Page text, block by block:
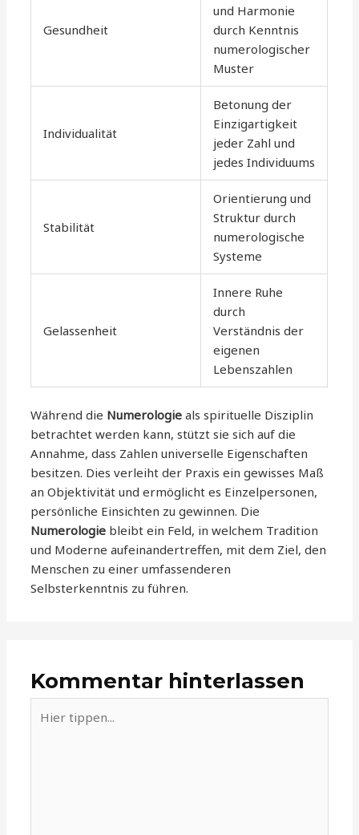
Gesundheit
und Harmonie
durch Kenntnis
numerologischer
Muster
Individualität
Betonung der
Einzigartigkeit
jeder Zahl und
jedes Individuums
Stabilität
Orientierung und
Struktur durch
numerologische
Systeme
Gelassenheit
Innere Ruhe
durch
Verständnis der
eigenen
Lebenszahlen
Während die Numerologie als spirituelle Disziplin
betrachtet werden kann, stützt sie sich auf die
Annahme, dass Zahlen universelle Eigenschaften
besitzen. Dies verleiht der Praxis ein gewisses Maß
an Objektivität und ermöglicht es Einzelpersonen,
persönliche Einsichten zu gewinnen. Die
Numerologie bleibt ein Feld, in welchem Tradition
und Moderne aufeinandertreffen, mit dem Ziel, den
Menschen zu einer umfassenderen
Selbsterkenntnis zu führen.
Kommentar hinterlassen
tippen...